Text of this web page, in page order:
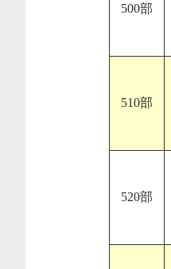
500部
510部
520部